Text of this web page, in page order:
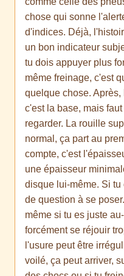
chose qui sonne
d'indices. Déjà,
un bon indicateur
tu dois appuyer plus
même freinage, c'est
quelque chose.
c'est la base, mais
regarder. La rouille
normal, ça part au
compte, c'est
une épaisseur
disque lui-même. Si
de question à se
même si tu es juste
forcément se réjouir
l'usure peut être
voilé, ça peut arriver,